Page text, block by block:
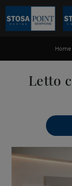
Home
Letto